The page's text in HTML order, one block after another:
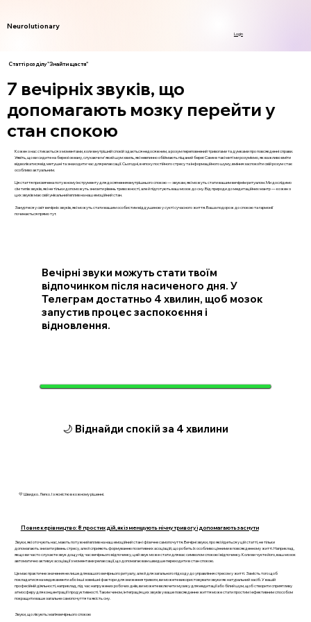
Neurolutionary
Login
Статті розділу "Знайти щастя"
7 вечірніх звуків, що
допомагають мозку перейти у
стан спокою
Кожен з нас стикається з моментами, коли внутрішній спокій здається недосяжним, а розум переповнений тривогами та думками про повсякденні справи.
Уявіть, що ви сидите на березі океану, слухаючи м'який шум хвиль, які невпинно обіймають піщаний берег. Саме в такі миті ми розуміємо, як важливо вміти
відволікатися від метушні та знаходити час для релаксації. Сьогодні, в епоху постійного стресу та інформаційного шуму, вміння заспокоїти свій розум стає
особливо актуальним.
Ця стаття присвячена потужному інструменту для досягнення внутрішнього спокою — звукам, які можуть стати вашим вечірнім ритуалом. Ми дослідимо
сім типів звуків, які не тільки допоможуть знизити рівень тривожності, але й підготують ваш мозок до сну. Від природи до медитаційних мантр — кожен з
цих звуків має свій унікальний вплив на наш емоційний стан.
Зануртеся у світ вечірніх звуків, які можуть стати вашим особистим віддушиною у суєті сучасного життя. Ваша подорож до спокою та гармонії
починається прямо тут.
Вечірні звуки можуть стати твоїм
відпочинком після насиченого дня. У
Телеграм достатньо 4 хвилин, щоб мозок
запустив процес заспокоєння і
відновлення.
🌙 Віднайди спокій за 4 хвилини
💛 Швидко. Легко. І з ясністю в кожному рішенні.
Повне керівництво: 8 простих дій, які зменшують нічну тривогу і допомагають заснути
Звуки, які оточують нас, мають потужний вплив на наш емоційний стан і фізичне самопочуття. Вечірні звуки, про які йдеться у цій статті, не тільки
допомагають знизити рівень стресу, але й сприяють формуванню позитивних асоціацій, що робить їх особливо цінними в повсякденному житті. Наприклад,
якщо ви часто слухаєте звук дощу під час вечірнього відпочинку, цей звук може стати для вас символом спокою і відпочинку. Коли ви чуєте його, ваш мозок
автоматично активує асоціації з моментами релаксації, що допомагає вам швидше переходити в стан спокою.
Це має практичне значення не лише для вашого вечірнього ритуалу, але й для загального підходу до управління стресом у житті. Замість того щоб
покладатися на медикаменти або інші зовнішні фактори для зниження тривоги, ви можете використовувати звуки як натуральний засіб. У вашій
професійній діяльності, наприклад, під час напружених робочих днів, ви можете включити музику для медитації або білий шум, щоб створити сприятливу
атмосферу для концентрації і продуктивності. Таким чином, інтеграція цих звуків у ваше повсякденне життя може стати простим і ефективним способом
покращити ваше загальне самопочуття та якість сну.
Звуки, що лікують: магія вечірнього спокою